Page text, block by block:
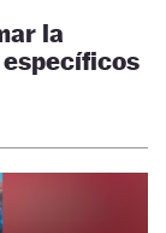
la